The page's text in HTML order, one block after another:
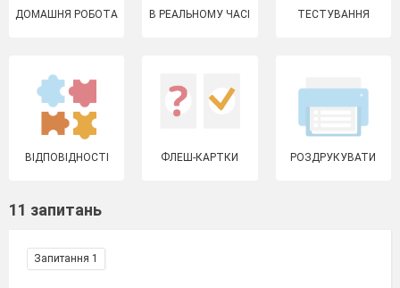
ДОМАШНЯ РОБОТА В РЕАЛЬНОМУ ЧАСІ ТЕСТУВАННЯ
ВІДПОВІДНОСТІ ФЛЕШ-КАРТКИ РОЗДРУКУВАТИ
11 запитань
Запитання 1